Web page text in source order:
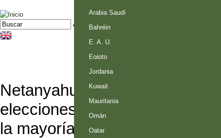
Jump to navigation
Formulario de búsqueda
Buscar
Netanyahu gana las
elecciones pero no llegaría a
la mayoría para gobernar
Palestina
Arabia Saudí
Bahréin
E. A. U.
Egipto
Jordania
Kuwait
Mauritania
Omán
Qatar